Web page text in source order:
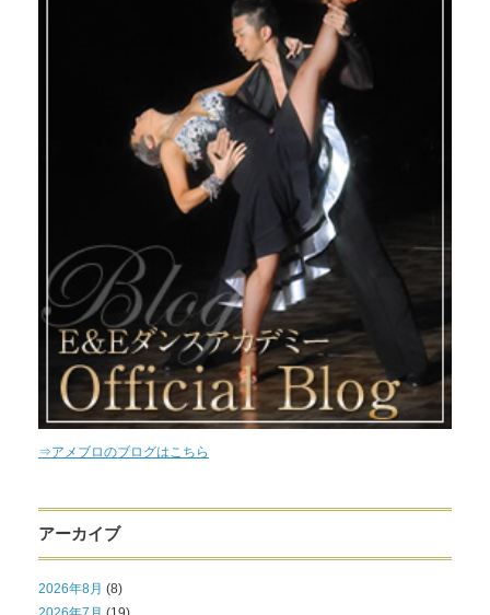
⇒アメブロのブログはこちら
アーカイブ
2026年8月 (8)